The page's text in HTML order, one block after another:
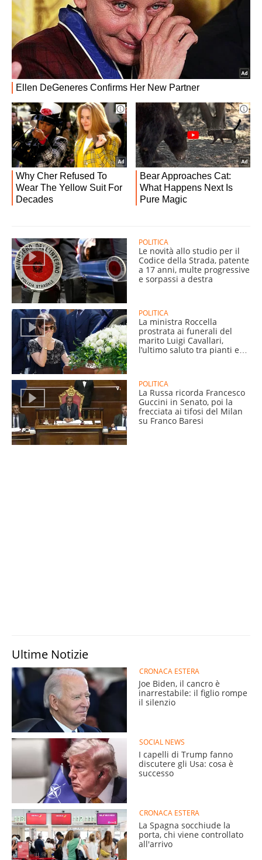
POLITICA
Le novità allo studio per il
Codice della Strada, patente
a 17 anni, multe progressive
e sorpassi a destra
POLITICA
La ministra Roccella
prostrata ai funerali del
marito Luigi Cavallari,
l’ultimo saluto tra pianti e
POLITICA
La Russa ricorda Francesco
Guccini in Senato, poi la
frecciata ai tifosi del Milan
su Franco Baresi
Ultime Notizie
CRONACA ESTERA
Joe Biden, il cancro è
inarrestabile: il figlio rompe
il silenzio
SOCIAL NEWS
I capelli di Trump fanno
discutere gli Usa: cosa è
successo
CRONACA ESTERA
La Spagna socchiude la
porta, chi viene controllato
all'arrivo